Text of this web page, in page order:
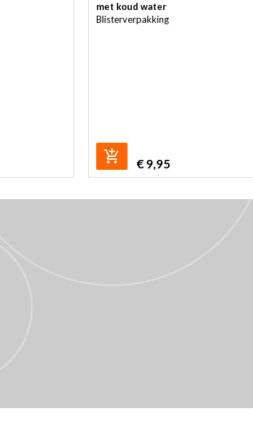
met koud water
Blisterverpakking
€9,95